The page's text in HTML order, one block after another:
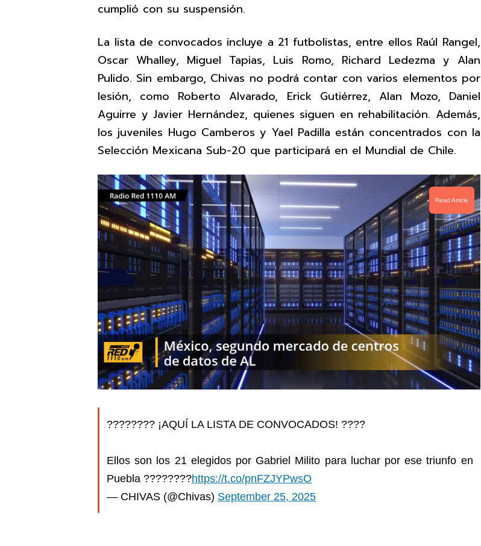
cumplió con su suspensión.
La lista de convocados incluye a 21 futbolistas, entre ellos Raúl Rangel,
Oscar Whalley, Miguel Tapias, Luis Romo, Richard Ledezma y Alan
Pulido. Sin embargo, Chivas no podrá contar con varios elementos por
lesión, como Roberto Alvarado, Erick Gutiérrez, Alan Mozo, Daniel
Aguirre y Javier Hernández, quienes siguen en rehabilitación. Además,
los juveniles Hugo Camberos y Yael Padilla están concentrados con la
Selección Mexicana Sub-20 que participará en el Mundial de Chile.
Read Article
???????? ¡AQUÍ LA LISTA DE CONVOCADOS! ????
Ellos son los 21 elegidos por Gabriel Milito para luchar por ese triunfo en
Puebla ????????https://t.co/pnFZJYPwsO
— CHIVAS (@Chivas) September 25, 2025